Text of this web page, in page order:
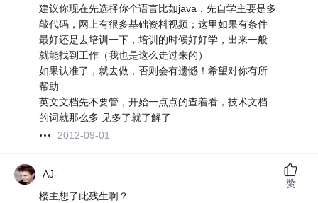
建议你现在先选择你个语言比如java，先自学主要是多
敲代码，网上有很多基础资料视频；这里如果有条件
最好还是去培训一下，培训的时候好好学，出来一般
就能找到工作（我也是这么走过来的）
如果认准了，就去做，否则会有遗憾！希望对你有所
帮助
英文文档先不要管，开始一点点的查着看，技术文档
的词就那么多 见多了就了解了
2012-09-01
-AJ-
楼主想了此残生啊？
赞